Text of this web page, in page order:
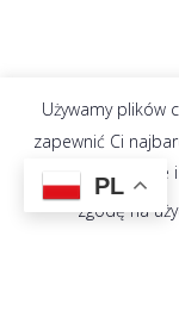
Używamy plików
zapewnić Ci
Twoje preferencje
zgodę na
PL